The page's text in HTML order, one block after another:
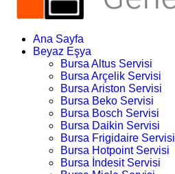
Ana Sayfa
Beyaz Eşya
Bursa Altus Servisi
Bursa Arçelik Servisi
Bursa Ariston Servisi
Bursa Beko Servisi
Bursa Bosch Servisi
Bursa Daikin Servisi
Bursa Frigidaire Servisi
Bursa Hotpoint Servisi
Bursa İndesit Servisi